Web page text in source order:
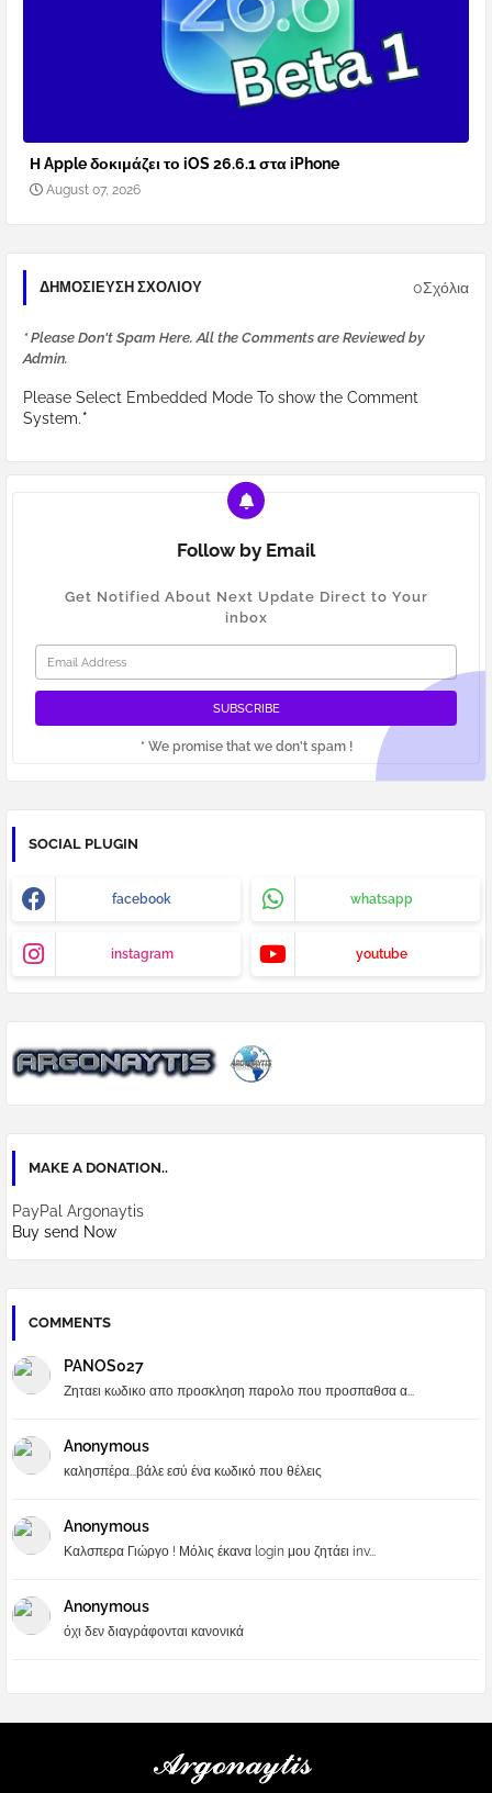
Η Apple δοκιμάζει το iOS 26.6.1 στα iPhone
August 07, 2026
ΔΗΜΟΣΊΕΥΣΗ ΣΧΟΛΊΟΥ 0Σχόλια
* Please Don't Spam Here. All the Comments are Reviewed by
Admin.
Please Select Embedded Mode To show the Comment
System.*
Follow by Email
Get Notified About Next Update Direct to Your
inbox
* We promise that we don't spam !
SOCIAL PLUGIN
facebook whatsapp
instagram youtube
MAKE A DONATION..
PayPal Argonaytis
Buy send Now
COMMENTS
PANOS027
Ζηταει κωδικο απο προσκληση παρολο που προσπαθσα α...
Anonymous
καλησπέρα...βάλε εσύ ένα κωδικό που θέλεις
Anonymous
Καλσπερα Γιώργο ! Μόλις έκανα login μου ζητάει inv...
Anonymous
όχι δεν διαγράφονται κανονικά